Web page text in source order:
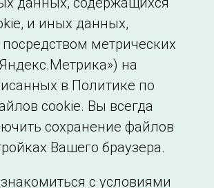
и иных данных,
метрических
на
в Политике по
cookie. Вы всегда
сохранение файлов
Вашего браузера.
с условиями